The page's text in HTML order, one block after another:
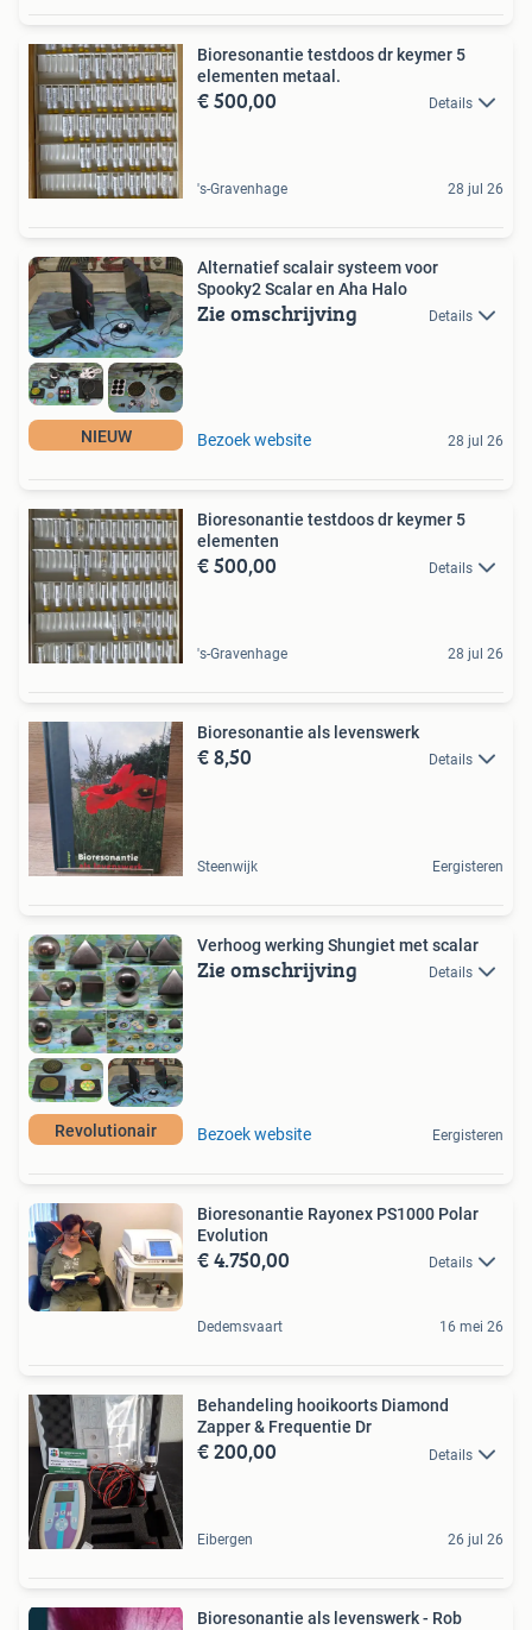
Bioresonantie testdoos dr keymer 5
elementen metaal.
€ 500,00 Details
's-Gravenhage 28 jul 26
NIEUW
Alternatief scalair systeem voor
Spooky2 Scalar en Aha Halo
Zie omschrijving Details
Bezoek website 28 jul 26
Bioresonantie testdoos dr keymer 5
elementen
€ 500,00 Details
's-Gravenhage 28 jul 26
Bioresonantie als levenswerk
€ 8,50 Details
Steenwijk Eergisteren
Revolutionair
Verhoog werking Shungiet met scalar
Zie omschrijving Details
Bezoek website Eergisteren
Bioresonantie Rayonex PS1000 Polar
Evolution
€ 4.750,00 Details
Dedemsvaart 16 mei 26
Behandeling hooikoorts Diamond
Zapper & Frequentie Dr
€ 200,00 Details
Eibergen 26 jul 26
Bioresonantie als levenswerk - Rob